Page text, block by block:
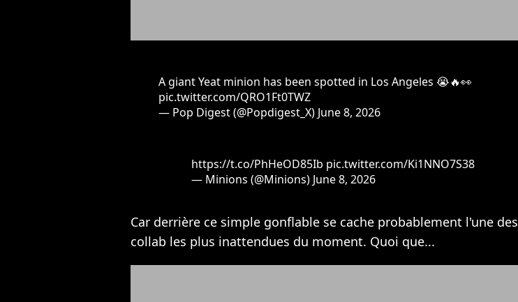
A giant Yeat minion has been spotted in Los Angeles 😭🔥👀
pic.twitter.com/QRO1Ft0TWZ
— Pop Digest (@Popdigest_X) June 8, 2026
https://t.co/PhHeOD85Ib pic.twitter.com/Ki1NNO7S38
— Minions (@Minions) June 8, 2026
Car derrière ce simple gonflable se cache probablement l'une des
collab les plus inattendues du moment. Quoi que...